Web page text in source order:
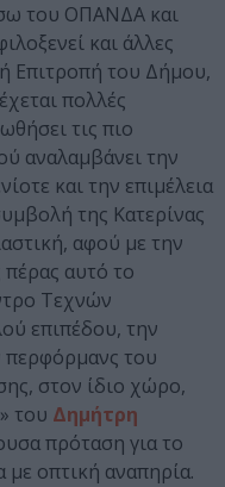
του ΟΠΑΝΔΑ και
και άλλες
Επιτροπή του Δήμου,
πολλές
τις πιο
αναλαμβάνει την
και την επιμέλεια
της Κατερίνας
αφού με την
πέρας αυτό το
Τεχνών
επιπέδου, την
περφόρμανς του
στον ίδιο χώρο,
του Δημήτρη
πρόταση για το
οπτική αναπηρία.